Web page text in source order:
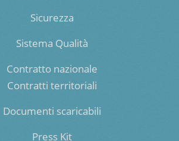
Sicurezza
Sistema Qualità
Contratto nazionale
Contratti territoriali
Documenti scaricabili
Press Kit